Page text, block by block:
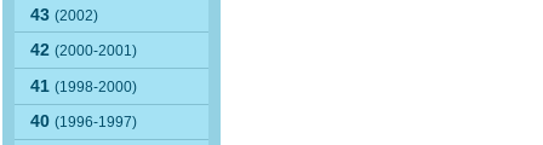
43(2002)
42(2000-2001)
41(1998-2000)
40(1996-1997)